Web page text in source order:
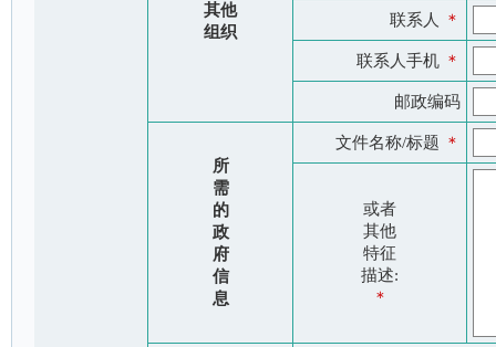
其他
组织
联系人 ＊
联系人手机 ＊
邮政编码
所
需
的
政
府
信
息
文件名称/标题 ＊
或者
其他
特征
描述:
＊